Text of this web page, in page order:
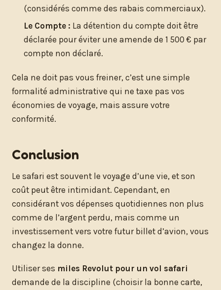
(considérés comme des rabais commerciaux).
Le Compte : La détention du compte doit être
déclarée pour éviter une amende de 1 500 € par
compte non déclaré.
Cela ne doit pas vous freiner, c’est une simple
formalité administrative qui ne taxe pas vos
économies de voyage, mais assure votre
conformité.
Conclusion
Le safari est souvent le voyage d’une vie, et son
coût peut être intimidant. Cependant, en
considérant vos dépenses quotidiennes non plus
comme de l’argent perdu, mais comme un
investissement vers votre futur billet d’avion, vous
changez la donne.
Utiliser ses miles Revolut pour un vol safari
demande de la discipline (choisir la bonne carte,